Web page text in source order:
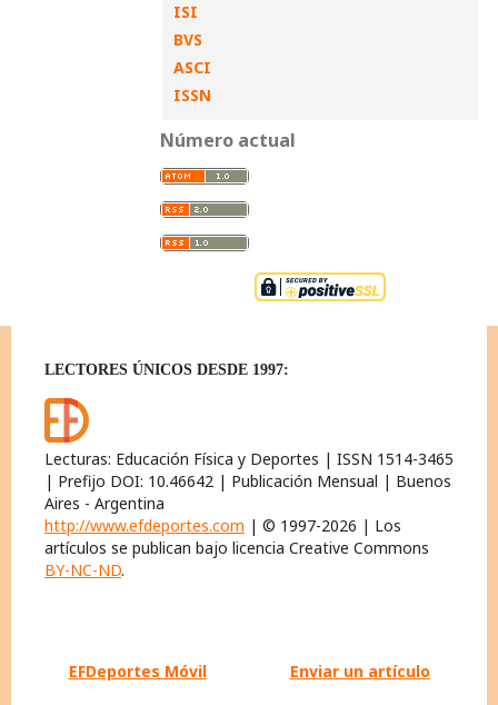
ISI
BVS
ASCI
ISSN
Número actual
LECTORES ÚNICOS DESDE 1997:
Lecturas: Educación Física y Deportes | ISSN 1514-3465
| Prefijo DOI: 10.46642 | Publicación Mensual | Buenos
Aires - Argentina
http://www.efdeportes.com | © 1997-2026 | Los
artículos se publican bajo licencia Creative Commons
BY-NC-ND.
EFDeportes Móvil Enviar un artículo